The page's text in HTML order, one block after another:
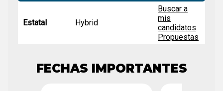
Estatal Hybrid
Buscar a
mis
candidatos
Propuestas
FECHAS IMPORTANTES